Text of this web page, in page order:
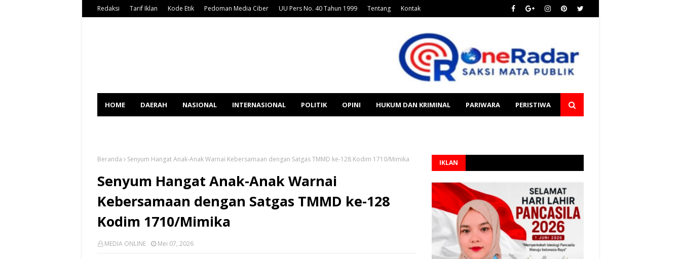
Redaksi Tarif Iklan Kode Etik Pedoman Media Ciber UU Pers No. 40 Tahun 1999 Tentang Kontak
HOME DAERAH NASIONAL INTERNASIONAL POLITIK OPINI HUKUM DAN KRIMINAL PARIWARA PERISTIWA
Beranda Senyum Hangat Anak-Anak Warnai Kebersamaan dengan Satgas TMMD ke-128 Kodim 1710/Mimika
Senyum Hangat Anak-Anak Warnai
Kebersamaan dengan Satgas TMMD ke-128
Kodim 1710/Mimika
MEDIA ONLINE Mei 07, 2026
IKLAN